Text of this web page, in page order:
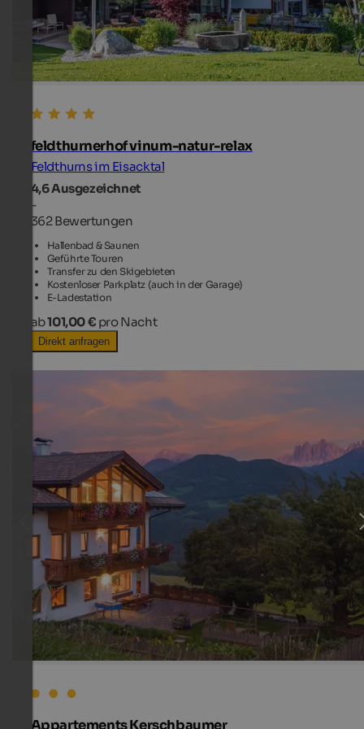
feldthurnerhof vinum-natur-relax
Feldthurns im Eisacktal
4,6Ausgezeichnet
-
362 Bewertungen
Hallenbad & Saunen
Geführte Touren
Transfer zu den Skigebieten
Kostenloser Parkplatz (auch in der Garage)
E-Ladestation
ab101,00 € pro Nacht
Direkt anfragen
Appartements Kerschbaumer